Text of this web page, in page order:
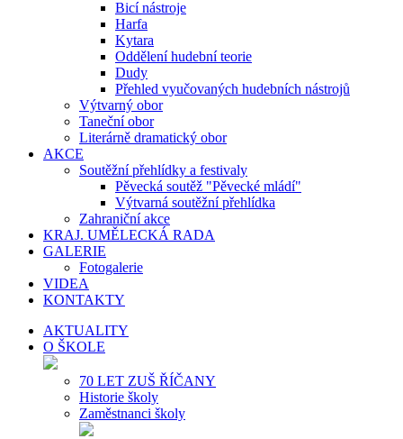
Bicí nástroje
Harfa
Kytara
Oddělení hudební teorie
Dudy
Přehled vyučovaných hudebních nástrojů
Výtvarný obor
Taneční obor
Literárně dramatický obor
AKCE
Soutěžní přehlídky a festivaly
Pěvecká soutěž "Pěvecké mládí"
Výtvarná soutěžní přehlídka
Zahraniční akce
KRAJ. UMĚLECKÁ RADA
GALERIE
Fotogalerie
VIDEA
KONTAKTY
AKTUALITY
O ŠKOLE
70 LET ZUŠ ŘÍČANY
Historie školy
Zaměstnanci školy